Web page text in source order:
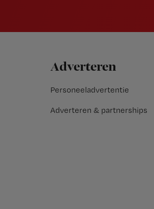
Adverteren
Personeeladvertentie
Adverteren & partnerships